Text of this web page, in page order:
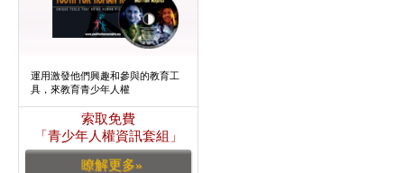
運用激發他們興趣和參與的教育工
具，來教育青少年人權
索取免費
「青少年人權資訊套組」
瞭解更多»